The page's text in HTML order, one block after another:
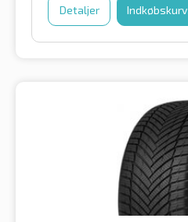
Detaljer Indkøbskurv